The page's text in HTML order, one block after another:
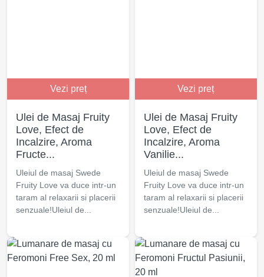
Vezi preț
Ulei de Masaj Fruity
Love, Efect de
Incalzire, Aroma
Fructe...
Uleiul de masaj Swede
Fruity Love va duce intr-un
taram al relaxarii si placerii
senzuale!Uleiul de...
Vezi preț
Ulei de Masaj Fruity
Love, Efect de
Incalzire, Aroma
Vanilie...
Uleiul de masaj Swede
Fruity Love va duce intr-un
taram al relaxarii si placerii
senzuale!Uleiul de...